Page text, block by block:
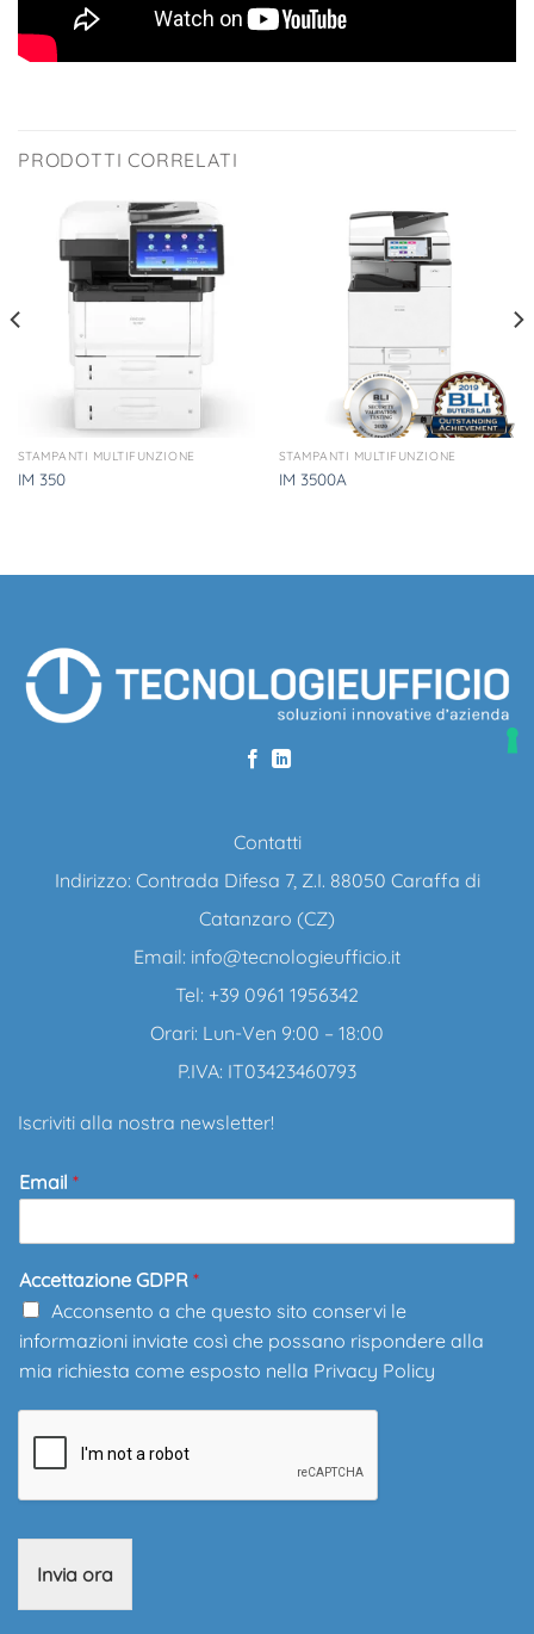
PRODOTTI CORRELATI
STAMPANTI MULTIFUNZIONE
IM 350
STAMPANTI MULTIFUNZIONE
IM 3500A
Contatti
Indirizzo: Contrada Difesa 7, Z.I. 88050 Caraffa di
Catanzaro (CZ)
Email: info@tecnologieufficio.it
Tel: +39 0961 1956342
Orari: Lun-Ven 9:00 – 18:00
P.IVA: IT03423460793
Iscriviti alla nostra newsletter!
Email *
Accettazione GDPR *
Acconsento a che questo sito conservi le
informazioni inviate così che possano rispondere alla
mia richiesta come esposto nella Privacy Policy
Invia ora